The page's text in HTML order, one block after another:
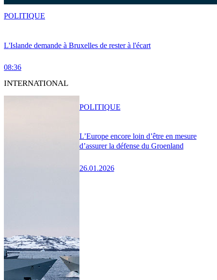
L'Islande demande à Bruxelles de rester à l'écart
08:36
POLITIQUE
INTERNATIONAL
L’Europe encore loin d’être en mesure
d’assurer la défense du Groenland
26.01.2026
POLITIQUE